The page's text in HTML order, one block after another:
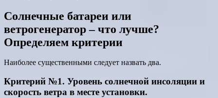
Солнечные батареи или
ветрогенератор – что лучше?
Определяем критерии
Наиболее существенными следует назвать два.
Критерий №1. Уровень солнечной инсоляции и
скорость ветра в месте установки.